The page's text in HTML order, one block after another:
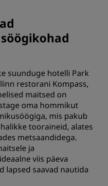
suunduge hotelli Park
restorani Kompass,
maitsed on
oma hommikut
mis pakub
tooraineid, alates
metsaandidega.
ja
viis päeva
lapsed saavad nautida